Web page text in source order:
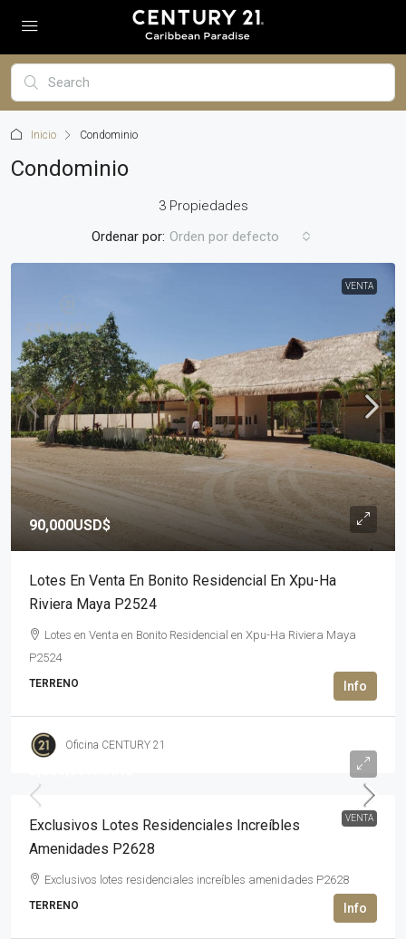
Inicio Condominio
Condominio
3 Propiedades
Ordenar por: Orden por defecto
VENTA
90,000USD$
Lotes En Venta En Bonito Residencial En Xpu-Ha
Riviera Maya P2524
Lotes en Venta en Bonito Residencial en Xpu-Ha Riviera Maya
P2524
TERRENO
Oficina CENTURY 21
VENTA
Exclusivos Lotes Residenciales Increíbles
Amenidades P2628
Exclusivos lotes residenciales increíbles amenidades P2628
TERRENO